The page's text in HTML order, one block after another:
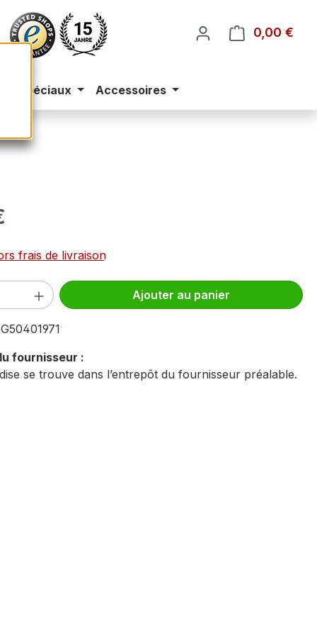
0,00 €
spéciaux Accessoires
frais de livraison
de produit : Entrez la quantité
Ajouter au panier
G50401971
fournisseur :
se trouve dans l’entrepôt du fournisseur préalable.